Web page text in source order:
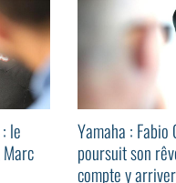
le
Yamaha :
poursuit son
compte y